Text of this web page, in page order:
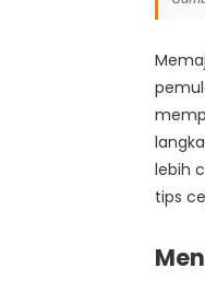
lebih
tips